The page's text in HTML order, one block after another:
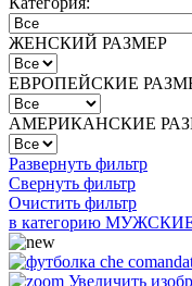
ЖЕНСКИЙ РАЗМЕР
ЕВРОПЕЙСКИЕ
АМЕРИКАНСКИЕ
Развернуть фильтр
Свернуть фильтр
Очистить фильтр
в категорию
Увеличить